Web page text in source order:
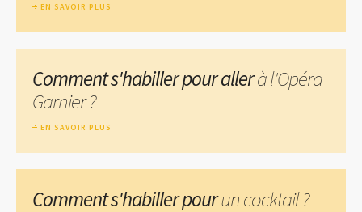
EN SAVOIR PLUS
Comment s'habiller pour allerà l'Opéra
Garnier ?
EN SAVOIR PLUS
Comment s'habiller pourun cocktail ?